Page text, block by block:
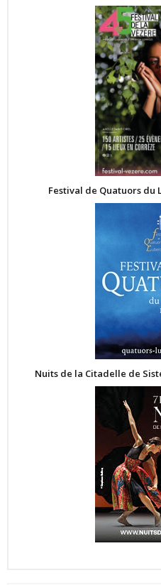
Festival de Quatuors du
Nuits de la Citadelle de